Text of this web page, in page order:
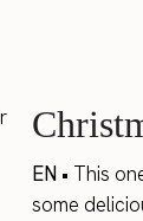
EN • This
some